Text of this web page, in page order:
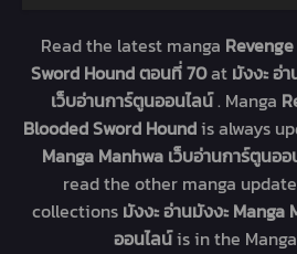
Read the latest manga
Sword Hound ตอนที่ 70at มังงะ อ่
เว็บอ่านการ์ตูนออนไลน์. Manga
Blooded Sword Houndis always
Manga Manhwa เว็บอ่านการ์ตูนอ
read the other manga
collections มังงะ อ่านมังงะ Manga
ออนไลน์is in the